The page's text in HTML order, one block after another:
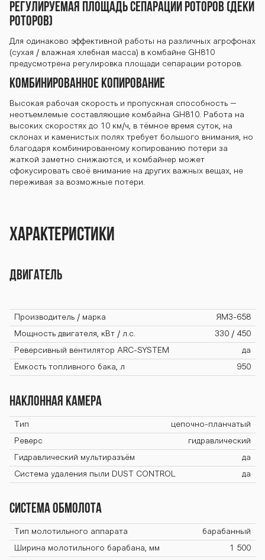
РЕГУЛИРУЕМАЯ ПЛОЩАДЬ СЕПАРАЦИИ РОТОРОВ (ДЕКИ
РОТОРОВ)
Для одинаково эффективной работы на различных агрофонах
(сухая / влажная хлебная масса) в комбайне GH810
предусмотрена регулировка площади сепарации роторов.
КОМБИНИРОВАННОЕ КОПИРОВАНИЕ
Высокая рабочая скорость и пропускная способность –
неотъемлемые составляющие комбайна GH810. Работа на
высоких скоростях до 10 км/ч, в тёмное время суток, на
склонах и каменистых полях требует большого внимания, но
благодаря комбинированному копированию потери за
жаткой заметно снижаются, и комбайнер может
сфокусировать своё внимание на других важных вещах, не
переживая за возможные потери.
Характеристики
Двигатель
Производитель / марка ЯМЗ-658
Мощность двигателя, кВт / л.с. 330 / 450
Реверсивный вентилятор ARC-SYSTEM да
Ёмкость топливного бака, л 950
Наклонная камера
Тип цепочно-планчатый
Реверс гидравлический
Гидравлический мультиразъём да
Система удаления пыли DUST CONTROL да
Система обмолота
Тип молотильного аппарата барабанный
Ширина молотильного барабана, мм 1 500